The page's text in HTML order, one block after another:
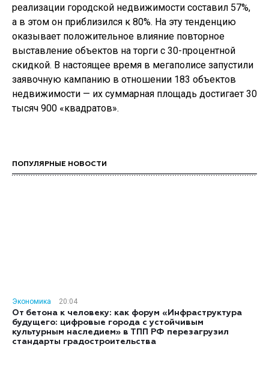
реализации городской недвижимости составил 57%,
а в этом он приблизился к 80%. На эту тенденцию
оказывает положительное влияние повторное
выставление объектов на торги с 30-процентной
скидкой. В настоящее время в мегаполисе запустили
заявочную кампанию в отношении 183 объектов
недвижимости — их суммарная площадь достигает 30
тысяч 900 «квадратов».
ПОПУЛЯРНЫЕ НОВОСТИ
Экономика
20:04
От бетона к человеку: как форум «Инфраструктура
будущего: цифровые города с устойчивым
культурным наследием» в ТПП РФ перезагрузил
стандарты градостроительства